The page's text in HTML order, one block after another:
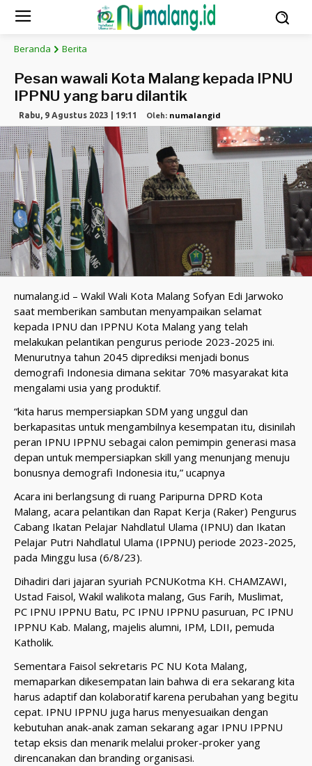
Beranda Berita
Pesan wawali Kota Malang kepada IPNU
IPPNU yang baru dilantik
Rabu, 9 Agustus 2023 | 19:11 Oleh: numalangid
numalang.id – Wakil Wali Kota Malang Sofyan Edi Jarwoko
saat memberikan sambutan menyampaikan selamat
kepada IPNU dan IPPNU Kota Malang yang telah
melakukan pelantikan pengurus periode 2023-2025 ini.
Menurutnya tahun 2045 diprediksi menjadi bonus
demografi Indonesia dimana sekitar 70% masyarakat kita
mengalami usia yang produktif.
“kita harus mempersiapkan SDM yang unggul dan
berkapasitas untuk mengambilnya kesempatan itu, disinilah
peran IPNU IPPNU sebagai calon pemimpin generasi masa
depan untuk mempersiapkan skill yang menunjang menuju
bonusnya demografi Indonesia itu,” ucapnya
Acara ini berlangsung di ruang Paripurna DPRD Kota
Malang, acara pelantikan dan Rapat Kerja (Raker) Pengurus
Cabang Ikatan Pelajar Nahdlatul Ulama (IPNU) dan Ikatan
Pelajar Putri Nahdlatul Ulama (IPPNU) periode 2023-2025,
pada Minggu lusa (6/8/23).
Dihadiri dari jajaran syuriah PCNUKotma KH. CHAMZAWI,
Ustad Faisol, Wakil walikota malang, Gus Farih, Muslimat,
PC IPNU IPPNU Batu, PC IPNU IPPNU pasuruan, PC IPNU
IPPNU Kab. Malang, majelis alumni, IPM, LDII, pemuda
Katholik.
Sementara Faisol sekretaris PC NU Kota Malang,
memaparkan dikesempatan lain bahwa di era sekarang kita
harus adaptif dan kolaboratif karena perubahan yang begitu
cepat. IPNU IPPNU juga harus menyesuaikan dengan
kebutuhan anak-anak zaman sekarang agar IPNU IPPNU
tetap eksis dan menarik melalui proker-proker yang
direncanakan dan branding organisasi.